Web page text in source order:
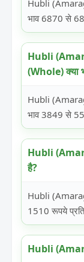
Hubli
भाव 6870 से
Hubli
(Whole) क्या
Hubli
भाव 3849 से
Hubli
है?
Hubli
1510 रूपये
Hubli